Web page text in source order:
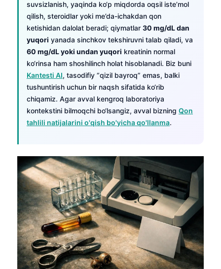
suvsizlanish, yaqinda ko‘p miqdorda oqsil iste’mol
qilish, steroidlar yoki me’da-ichakdan qon
ketishidan dalolat beradi; qiymatlar 30 mg/dL dan
yuqori yanada sinchkov tekshiruvni talab qiladi, va
60 mg/dL yoki undan yuqori kreatinin normal
ko‘rinsa ham shoshilinch holat hisoblanadi. Biz buni
Kantesti AI, tasodifiy “qizil bayroq” emas, balki
tushuntirish uchun bir naqsh sifatida ko‘rib
chiqamiz. Agar avval kengroq laboratoriya
kontekstini bilmoqchi bo‘lsangiz, avval bizning Qon
tahlili natijalarini o'qish bo'yicha qo'llanma.